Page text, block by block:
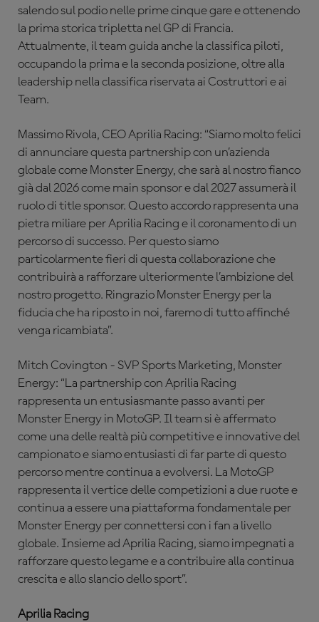
salendo sul podio nelle prime cinque gare e ottenendo
la prima storica tripletta nel GP di Francia.
Attualmente, il team guida anche la classifica piloti,
occupando la prima e la seconda posizione, oltre alla
leadership nella classifica riservata ai Costruttori e ai
Team.
Massimo Rivola, CEO Aprilia Racing: “Siamo molto felici
di annunciare questa partnership con un’azienda
globale come Monster Energy, che sarà al nostro fianco
già dal 2026 come main sponsor e dal 2027 assumerà il
ruolo di title sponsor. Questo accordo rappresenta una
pietra miliare per Aprilia Racing e il coronamento di un
percorso di successo. Per questo siamo
particolarmente fieri di questa collaborazione che
contribuirà a rafforzare ulteriormente l’ambizione del
nostro progetto. Ringrazio Monster Energy per la
fiducia che ha riposto in noi, faremo di tutto affinché
venga ricambiata”.
Mitch Covington - SVP Sports Marketing, Monster
Energy: “La partnership con Aprilia Racing
rappresenta un entusiasmante passo avanti per
Monster Energy in MotoGP. Il team si è affermato
come una delle realtà più competitive e innovative del
campionato e siamo entusiasti di far parte di questo
percorso mentre continua a evolversi. La MotoGP
rappresenta il vertice delle competizioni a due ruote e
continua a essere una piattaforma fondamentale per
Monster Energy per connettersi con i fan a livello
globale. Insieme ad Aprilia Racing, siamo impegnati a
rafforzare questo legame e a contribuire alla continua
crescita e allo slancio dello sport”.
Aprilia Racing